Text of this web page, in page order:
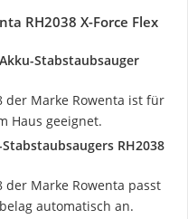
RH2038 X-Force Flex
Stabstaubsauger
der Marke Rowenta ist für
Haus geeignet.
RH2038
der Marke Rowenta passt
automatisch an.